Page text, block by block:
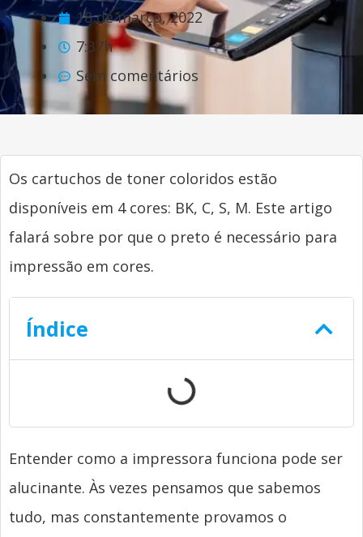
18 de março, 2022
7:37h
Sem comentários
Os cartuchos de toner coloridos estão
disponíveis em 4 cores: BK, C, S, M. Este artigo
falará sobre por que o preto é necessário para
impressão em cores.
Índice
Entender como a impressora funciona pode ser
alucinante. Às vezes pensamos que sabemos
tudo, mas constantemente provamos o